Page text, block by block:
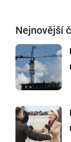
Nejnovější